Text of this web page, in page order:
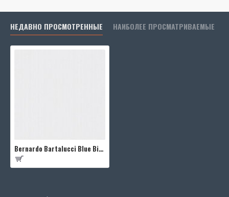
НЕДАВНО ПРОСМОТРЕННЫЕ НАИБОЛЕЕ ПРОСМАТРИВАЕМЫЕ
Bernardo Bartalucci Blue Bigi 5066-6